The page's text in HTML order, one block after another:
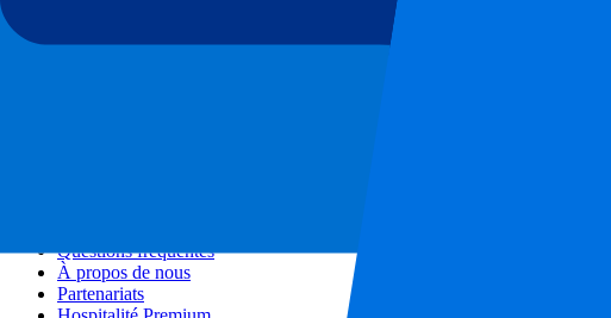
Tous les concerts
Questions fréquentes
À propos de nous
Partenariats